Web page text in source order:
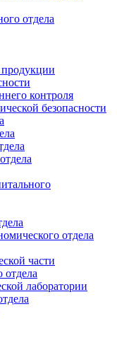
отдела
продукции
контроля
безопасности
отдела
части
отдела
лаборатории